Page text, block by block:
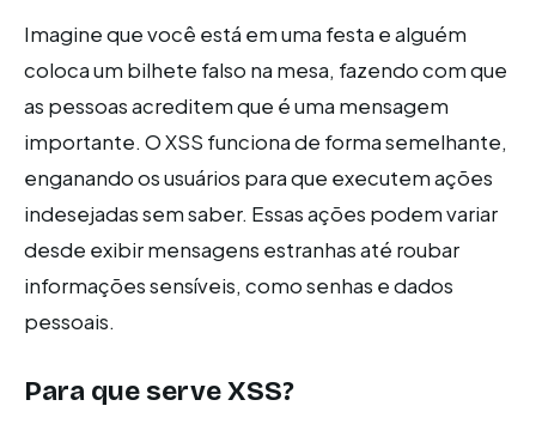
Imagine que você está em uma festa e alguém
coloca um bilhete falso na mesa, fazendo com que
as pessoas acreditem que é uma mensagem
importante. O XSS funciona de forma semelhante,
enganando os usuários para que executem ações
indesejadas sem saber. Essas ações podem variar
desde exibir mensagens estranhas até roubar
informações sensíveis, como senhas e dados
pessoais.
Para que serve XSS?